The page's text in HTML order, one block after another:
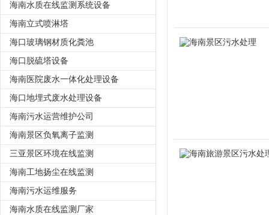
海南水质在线监测系统设备
海南立式喷淋塔
海口玻璃钢材质化粪池
海口脱硫塔设备
海南医院废水一体化处理设备
海口地埋式废水处理设备
海南污水运营维护公司
海南景区负氧离子监测
三亚景区环境在线监测
海南工地扬尘在线监测
海南污水运维服务
海南水质在线监测厂家